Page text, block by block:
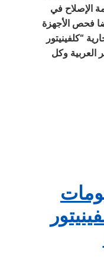
الإصلاح في
فحص الأجهزة
“كلفينيتور
العربية وكل